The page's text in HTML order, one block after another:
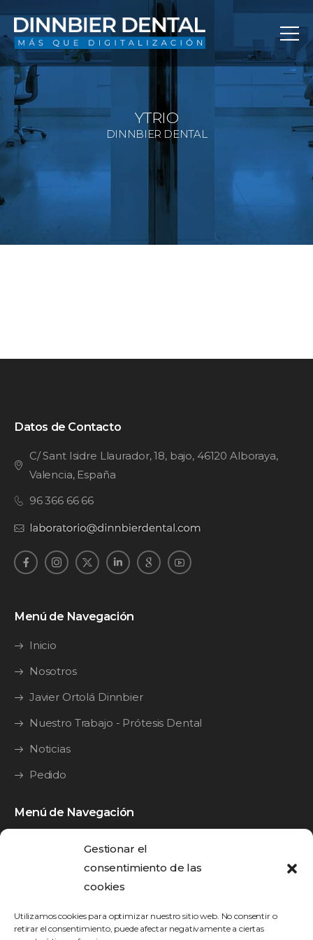
Gestionar el
consentimiento de las
cookies
Utilizamos cookies para optimizar nuestro sitio web. No consentir o
retirar el consentimiento, puede afectar negativamente a ciertas
YTRIO
DINNBIER DENTAL
Datos de Contacto
C/ Sant Isidre Llaurador, 18, bajo, 46120 Alboraya,
Valencia, España
96 366 66 66
Menú de Navegación
Inicio
Nosotros
Javier Ortolá Dinnbier
Nuestro Trabajo - Prótesis Dental
Noticias
Pedido
Menú de Navegación
Y•Brid